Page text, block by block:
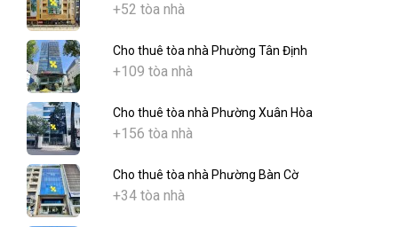
+52 tòa nhà
Cho thuê tòa nhà Phường Tân Định
+109 tòa nhà
Cho thuê tòa nhà Phường Xuân Hòa
+156 tòa nhà
Cho thuê tòa nhà Phường Bàn Cờ
+34 tòa nhà